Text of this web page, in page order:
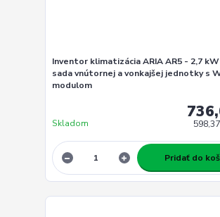
Inventor klimatizácia ARIA AR5 - 2,7 kW
sada vnútornej a vonkajšej jednotky s
modulom
Skladom
Pridať do